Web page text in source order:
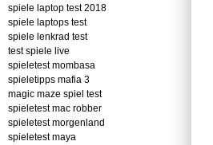
spiele laptop test 2018
spiele laptops test
spiele lenkrad test
test spiele live
spieletest mombasa
spieletipps mafia 3
magic maze spiel test
spieletest mac robber
spieletest morgenland
spieletest maya